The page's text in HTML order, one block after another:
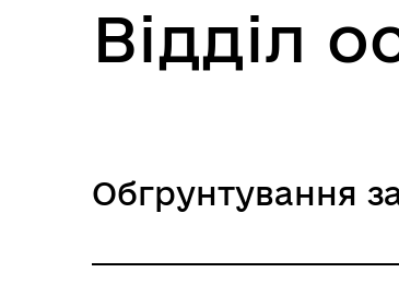
Відділ
Обгрунтування